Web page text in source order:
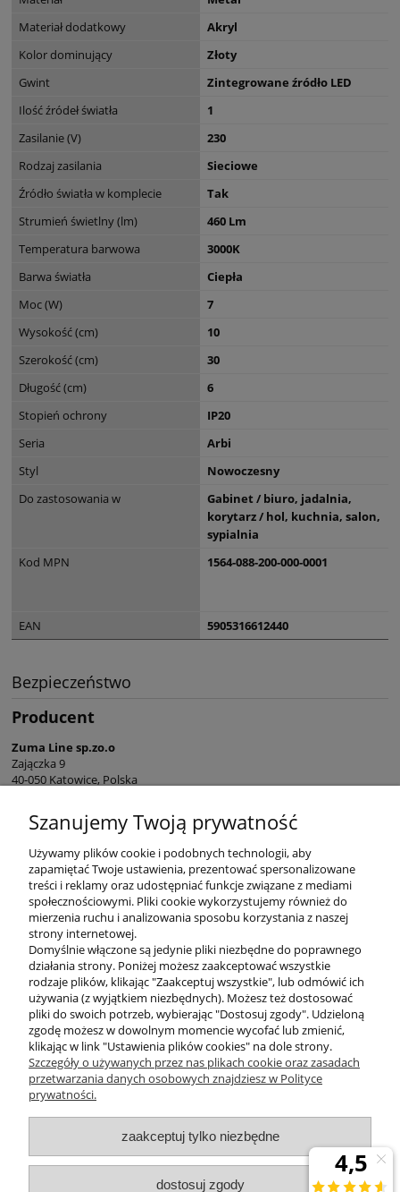
Materiał dodatkowy
Akryl
Kolor dominujący
Złoty
Gwint
Zintegrowane źródło LED
Ilość źródeł światła
1
Zasilanie (V)
230
Rodzaj zasilania
Sieciowe
Źródło światła w komplecie
Tak
Strumień świetlny (lm)
460 Lm
Temperatura barwowa
3000K
Barwa światła
Ciepła
Moc (W)
7
Wysokość (cm)
10
Szerokość (cm)
30
Długość (cm)
6
Stopień ochrony
IP20
Seria
Arbi
Styl
Nowoczesny
Do zastosowania w
Gabinet / biuro, jadalnia,
korytarz / hol, kuchnia, salon,
sypialnia
Kod MPN
1564-088-200-000-0001
EAN 5905316612440
Bezpieczeństwo
Producent
Zuma Line sp.zo.o
Zajączka 9
40-050 Katowice, Polska
+48 32 730 66 10
KONTAKT
DODATKOWE
MOJE KONTO
INFORMACJE
Szanujemy Twoją prywatność
Używamy plików cookie i podobnych technologii, aby
zapamiętać Twoje ustawienia, prezentować spersonalizowane
treści i reklamy oraz udostępniać funkcje związane z mediami
społecznościowymi. Pliki cookie wykorzystujemy również do
mierzenia ruchu i analizowania sposobu korzystania z naszej
strony internetowej.
Domyślnie włączone są jedynie pliki niezbędne do poprawnego
działania strony. Poniżej możesz zaakceptować wszystkie
rodzaje plików, klikając "Zaakceptuj wszystkie", lub odmówić ich
używania (z wyjątkiem niezbędnych). Możesz też dostosować
pliki do swoich potrzeb, wybierając "Dostosuj zgody". Udzieloną
zgodę możesz w dowolnym momencie wycofać lub zmienić,
klikając w link "Ustawienia plików cookies" na dole strony.
Szczegóły o używanych przez nas plikach cookie oraz zasadach
przetwarzania danych osobowych znajdziesz w Polityce
prywatności.
zaakceptuj tylko niezbędne
dostosuj zgody